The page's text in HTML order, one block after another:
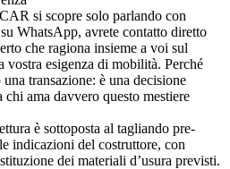
si scopre solo parlando con
WhatsApp, avrete contatto diretto
che ragiona insieme a voi sul
esigenza di mobilità. Perché
transazione: è una decisione
chi ama davvero questo mestiere
è sottoposta al tagliando pre-
indicazioni del costruttore, con
dei materiali d’usura previsti.